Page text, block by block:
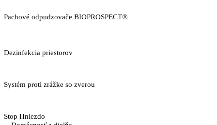
Pachové odpudzovače BIOPROSPECT®
Dezinfekcia priestorov
Systém proti zrážke so zverou
Stop Hniezdo